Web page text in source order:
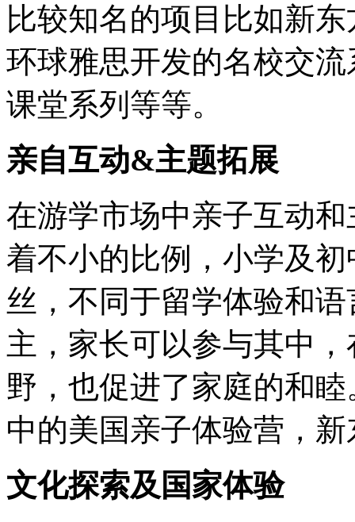
比较知名的项目比如新
环球雅思开发的名校交
课堂系列等等。
亲自互动&主题拓展
在游学市场中亲子互动
着不小的比例，小学及
丝，不同于留学体验和
主，家长可以参与其中
野，也促进了家庭的和
中的美国亲子体验营，
文化探索及国家体验